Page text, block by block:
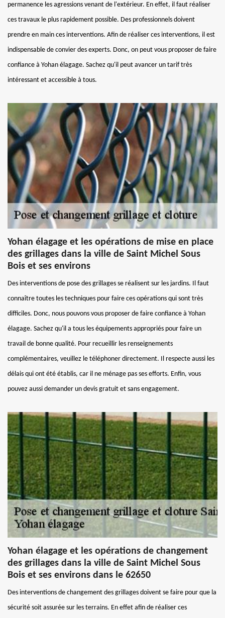
permanence les agressions venant de l'extérieur. En effet, il faut réaliser
ces travaux le plus rapidement possible. Des professionnels doivent
prendre en main ces interventions. Afin de réaliser ces interventions, il est
indispensable de convier des experts. Donc, on peut vous proposer de faire
confiance à Yohan élagage. Sachez qu'il peut avancer un tarif très
intéressant et accessible à tous.
Yohan élagage et les opérations de mise en place
des grillages dans la ville de Saint Michel Sous
Bois et ses environs
Des interventions de pose des grillages se réalisent sur les jardins. Il faut
connaître toutes les techniques pour faire ces opérations qui sont très
difficiles. Donc, nous pouvons vous proposer de faire confiance à Yohan
élagage. Sachez qu'il a tous les équipements appropriés pour faire un
travail de bonne qualité. Pour recueillir les renseignements
complémentaires, veuillez le téléphoner directement. Il respecte aussi les
délais qui ont été établis, car il ne ménage pas ses efforts. Enfin, vous
pouvez aussi demander un devis gratuit et sans engagement.
Yohan élagage et les opérations de changement
des grillages dans la ville de Saint Michel Sous
Bois et ses environs dans le 62650
Des interventions de changement des grillages doivent se faire pour que la
sécurité soit assurée sur les terrains. En effet afin de réaliser ces